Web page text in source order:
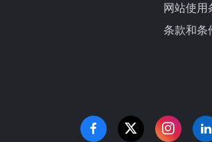
网站使用
条款和条